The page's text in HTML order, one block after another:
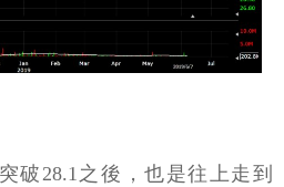
破28.1之後，也是往上走到